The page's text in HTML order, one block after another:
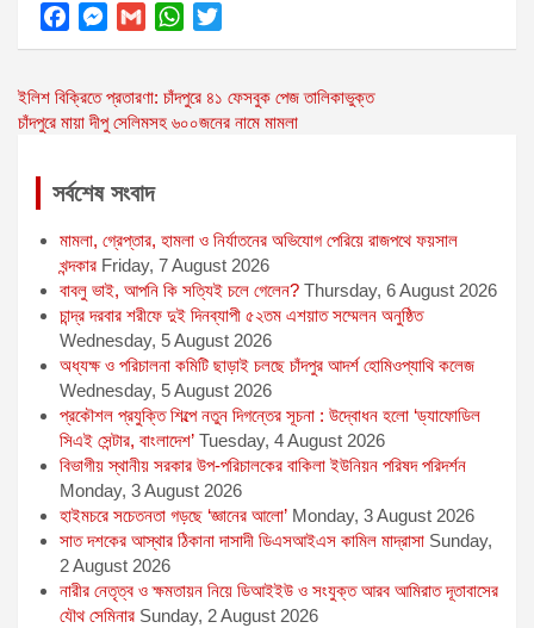
F
c
e
k
M
s
s
n
e
r
G
a
i
W
a
t
A
p
T
i
t
Post
navigation
ইলিশ বিক্রিতে প্রতারণা: চাঁদপুরে ৪১ ফেসবুক পেজ তালিকাভুক্ত
চাঁদপুরে মায়া দীপু সেলিমসহ ৬০০জনের নামে মামলা
সর্বশেষ সংবাদ
মামলা, গ্রেপ্তার, হামলা ও নির্যাতনের অভিযোগ পেরিয়ে রাজপথে ফয়সাল
খন্দকার Friday, 7 August 2026
বাবলু ভাই, আপনি কি সত্যিই চলে গেলেন? Thursday, 6 August 2026
চান্দ্র দরবার শরীফে দুই দিনব্যাপী ৫২তম এশয়াত সম্মেলন অনুষ্ঠিত
Wednesday, 5 August 2026
অধ্যক্ষ ও পরিচালনা কমিটি ছাড়াই চলছে চাঁদপুর আদর্শ হোমিওপ্যাথি কলেজ
Wednesday, 5 August 2026
প্রকৌশল প্রযুক্তি শিল্পে নতুন দিগন্তের সূচনা : উদ্বোধন হলো ‘ড্যাফোডিল
সিএই সেন্টার, বাংলাদেশ’ Tuesday, 4 August 2026
বিভাগীয় স্থানীয় সরকার উপ-পরিচালকের বাকিলা ইউনিয়ন পরিষদ পরিদর্শন
Monday, 3 August 2026
হাইমচরে সচেতনতা গড়ছে ‘জ্ঞানের আলো’ Monday, 3 August 2026
সাত দশকের আস্থার ঠিকানা দাসাদী ডিএসআইএস কামিল মাদ্রাসা Sunday,
2 August 2026
নারীর নেতৃত্ব ও ক্ষমতায়ন নিয়ে ডিআইইউ ও সংযুক্ত আরব আমিরাত দূতাবাসের
যৌথ সেমিনার Sunday, 2 August 2026